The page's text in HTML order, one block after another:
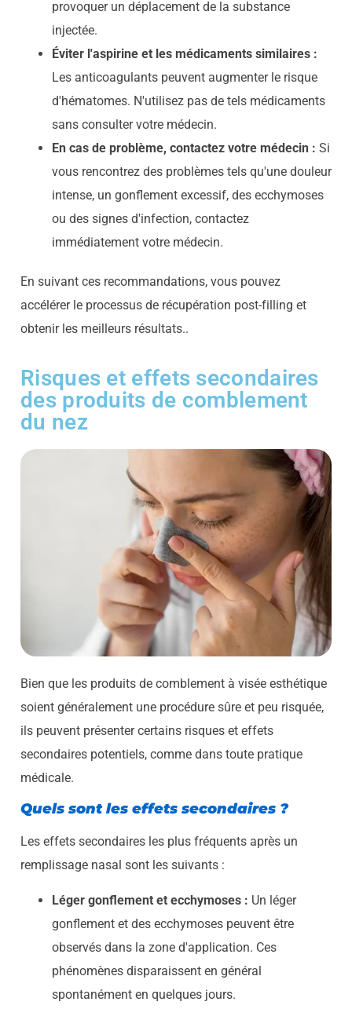
provoquer un déplacement de la substance
injectée.
Éviter l'aspirine et les médicaments similaires :
Les anticoagulants peuvent augmenter le risque
d'hématomes. N'utilisez pas de tels médicaments
sans consulter votre médecin.
En cas de problème, contactez votre médecin : Si
vous rencontrez des problèmes tels qu'une douleur
intense, un gonflement excessif, des ecchymoses
ou des signes d'infection, contactez
immédiatement votre médecin.
En suivant ces recommandations, vous pouvez
accélérer le processus de récupération post-filling et
obtenir les meilleurs résultats..
Risques et effets secondaires
des produits de comblement
du nez
Bien que les produits de comblement à visée esthétique
soient généralement une procédure sûre et peu risquée,
ils peuvent présenter certains risques et effets
secondaires potentiels, comme dans toute pratique
médicale.
Quels sont les effets secondaires ?
Les effets secondaires les plus fréquents après un
remplissage nasal sont les suivants :
Léger gonflement et ecchymoses : Un léger
gonflement et des ecchymoses peuvent être
observés dans la zone d'application. Ces
phénomènes disparaissent en général
spontanément en quelques jours.